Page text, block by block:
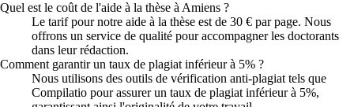
Quel est le coût de l'aide à la thèse à Amiens ?
Le tarif pour notre aide à la thèse est de 30 € par page. Nous
offrons un service de qualité pour accompagner les doctorants
dans leur rédaction.
Comment garantir un taux de plagiat inférieur à 5% ?
Nous utilisons des outils de vérification anti-plagiat tels que
Compilatio pour assurer un taux de plagiat inférieur à 5%,